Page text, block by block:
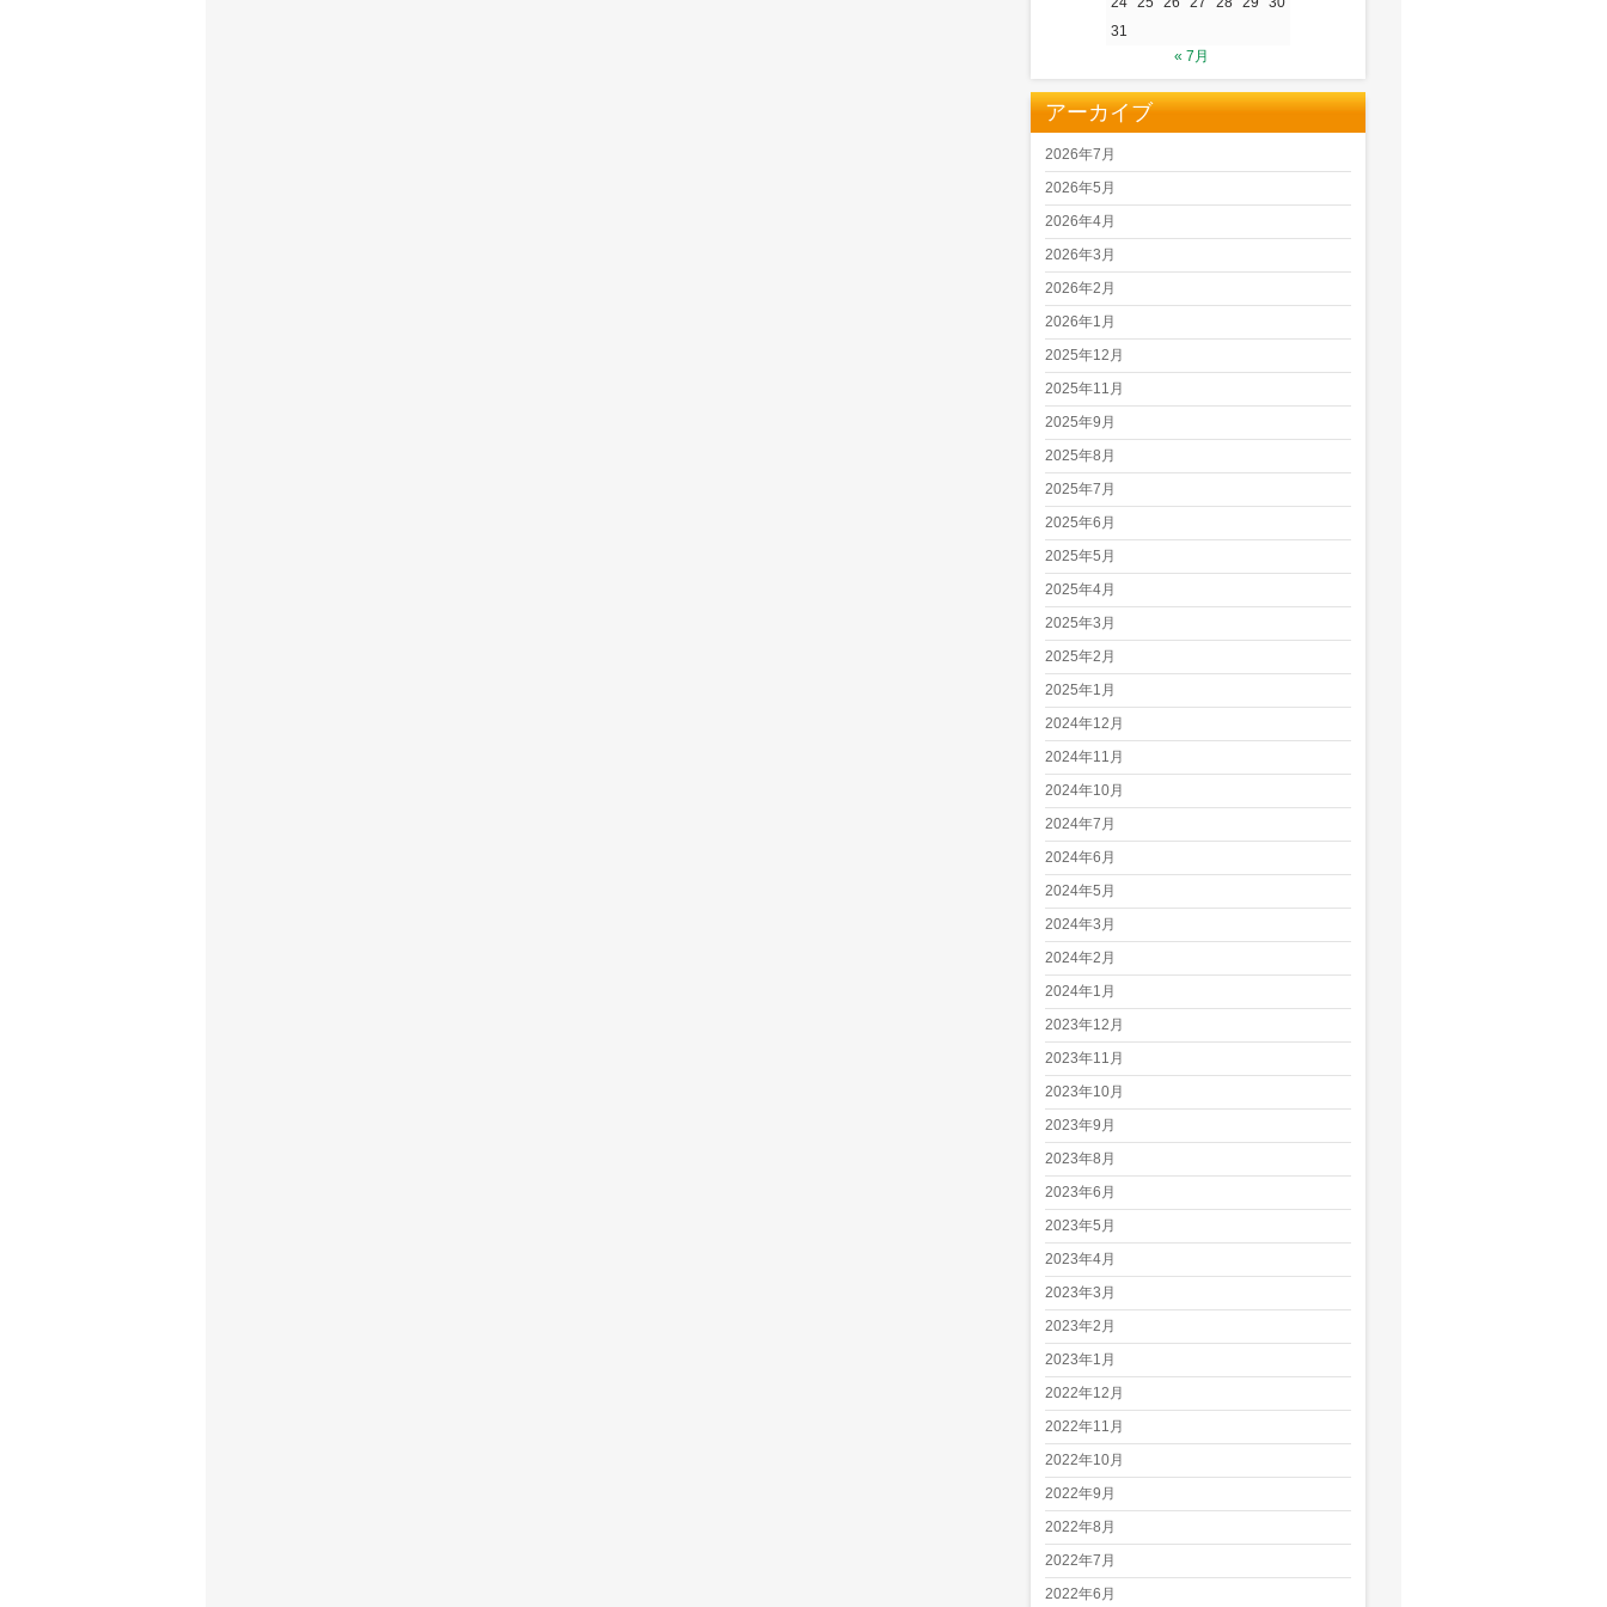
31
« 7月
アーカイブ
2026年7月
2026年5月
2026年4月
2026年3月
2026年2月
2026年1月
2025年12月
2025年11月
2025年9月
2025年8月
2025年7月
2025年6月
2025年5月
2025年4月
2025年3月
2025年2月
2025年1月
2024年12月
2024年11月
2024年10月
2024年7月
2024年6月
2024年5月
2024年3月
2024年2月
2024年1月
2023年12月
2023年11月
2023年10月
2023年9月
2023年8月
2023年6月
2023年5月
2023年4月
2023年3月
2023年2月
2023年1月
2022年12月
2022年11月
2022年10月
2022年9月
2022年8月
2022年7月
2022年6月